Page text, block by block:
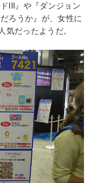
III』や『ダンジョン
ろうか』が、女性に
気だったようだ。